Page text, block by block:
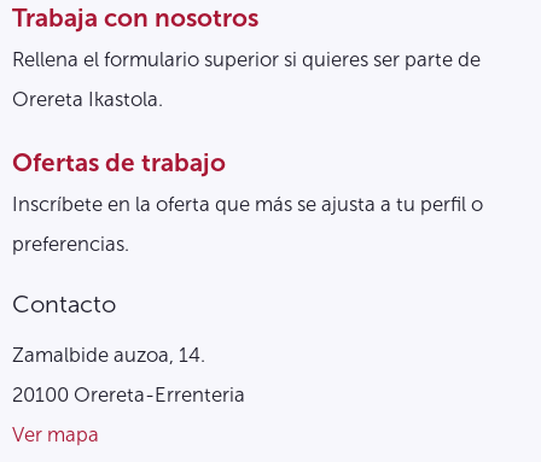
Trabaja con nosotros
Rellena el formulario superior si quieres ser parte de
Orereta Ikastola.
Ofertas de trabajo
Inscríbete en la oferta que más se ajusta a tu perfil o
preferencias.
Contacto
Zamalbide auzoa, 14.
20100 Orereta-Errenteria
Ver mapa